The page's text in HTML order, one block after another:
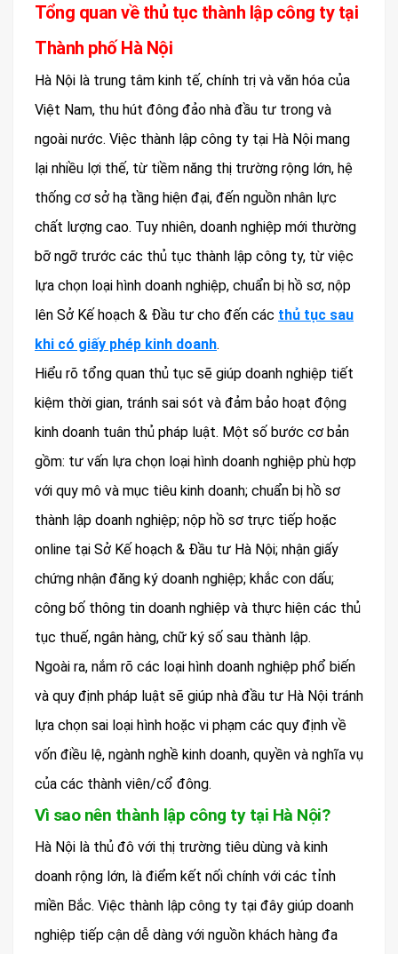
Tổng quan về thủ tục thành lập công ty tại
Thành phố Hà Nội
Hà Nội là trung tâm kinh tế, chính trị và văn hóa của
Việt Nam, thu hút đông đảo nhà đầu tư trong và
ngoài nước. Việc thành lập công ty tại Hà Nội mang
lại nhiều lợi thế, từ tiềm năng thị trường rộng lớn, hệ
thống cơ sở hạ tầng hiện đại, đến nguồn nhân lực
chất lượng cao. Tuy nhiên, doanh nghiệp mới thường
bỡ ngỡ trước các thủ tục thành lập công ty, từ việc
lựa chọn loại hình doanh nghiệp, chuẩn bị hồ sơ, nộp
lên Sở Kế hoạch & Đầu tư cho đến các thủ tục sau
khi có giấy phép kinh doanh.
Hiểu rõ tổng quan thủ tục sẽ giúp doanh nghiệp tiết
kiệm thời gian, tránh sai sót và đảm bảo hoạt động
kinh doanh tuân thủ pháp luật. Một số bước cơ bản
gồm: tư vấn lựa chọn loại hình doanh nghiệp phù hợp
với quy mô và mục tiêu kinh doanh; chuẩn bị hồ sơ
thành lập doanh nghiệp; nộp hồ sơ trực tiếp hoặc
online tại Sở Kế hoạch & Đầu tư Hà Nội; nhận giấy
chứng nhận đăng ký doanh nghiệp; khắc con dấu;
công bố thông tin doanh nghiệp và thực hiện các thủ
tục thuế, ngân hàng, chữ ký số sau thành lập.
Ngoài ra, nắm rõ các loại hình doanh nghiệp phổ biến
và quy định pháp luật sẽ giúp nhà đầu tư Hà Nội tránh
lựa chọn sai loại hình hoặc vi phạm các quy định về
vốn điều lệ, ngành nghề kinh doanh, quyền và nghĩa vụ
của các thành viên/cổ đông.
Vì sao nên thành lập công ty tại Hà Nội?
Hà Nội là thủ đô với thị trường tiêu dùng và kinh
doanh rộng lớn, là điểm kết nối chính với các tỉnh
miền Bắc. Việc thành lập công ty tại đây giúp doanh
nghiệp tiếp cận dễ dàng với nguồn khách hàng đa